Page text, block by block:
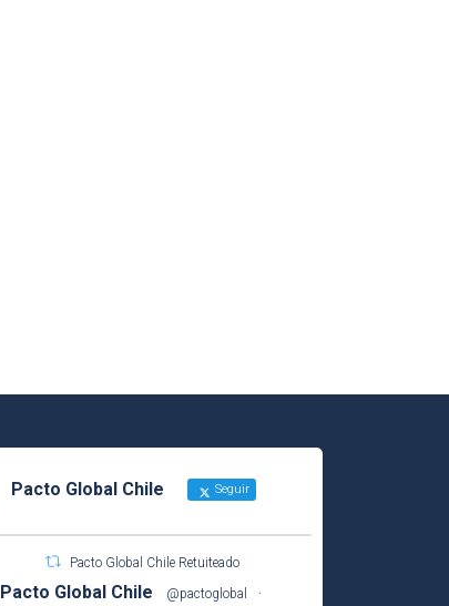
Pacto Global Chile Seguir
Pacto Global Chile Retuiteado
Pacto Global Chile @pactoglobal ·